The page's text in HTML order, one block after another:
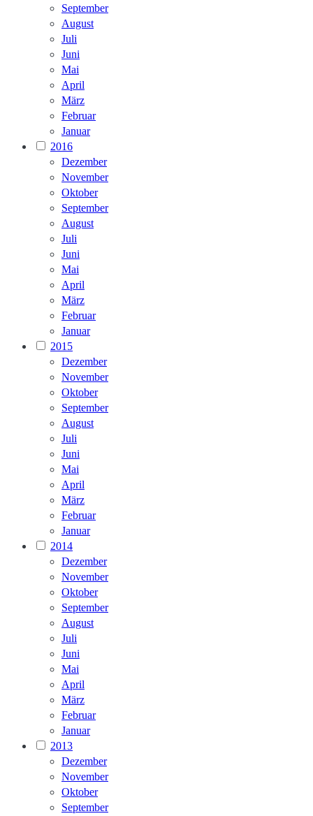
September
August
Juli
Juni
Mai
April
März
Februar
Januar
2016
Dezember
November
Oktober
September
August
Juli
Juni
Mai
April
März
Februar
Januar
2015
Dezember
November
Oktober
September
August
Juli
Juni
Mai
April
März
Februar
Januar
2014
Dezember
November
Oktober
September
August
Juli
Juni
Mai
April
März
Februar
Januar
2013
Dezember
November
Oktober
September